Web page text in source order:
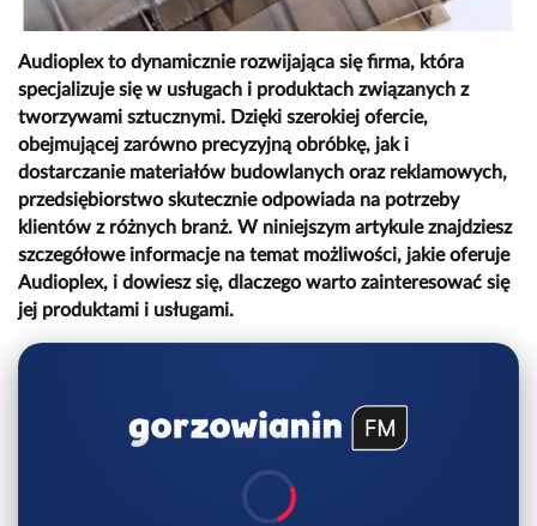
Audioplex to dynamicznie rozwijająca się firma, która
specjalizuje się w usługach i produktach związanych z
tworzywami sztucznymi. Dzięki szerokiej ofercie,
obejmującej zarówno precyzyjną obróbkę, jak i
dostarczanie materiałów budowlanych oraz reklamowych,
przedsiębiorstwo skutecznie odpowiada na potrzeby
klientów z różnych branż. W niniejszym artykule znajdziesz
szczegółowe informacje na temat możliwości, jakie oferuje
Audioplex, i dowiesz się, dlaczego warto zainteresować się
jej produktami i usługami.